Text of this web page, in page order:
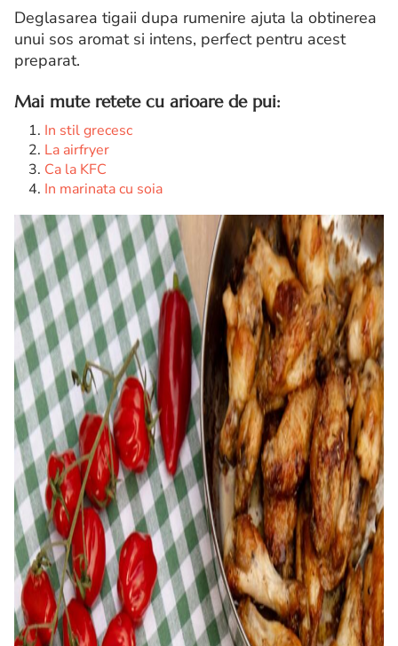
Deglasarea tigaii dupa rumenire ajuta la obtinerea
unui sos aromat si intens, perfect pentru acest
preparat.
Mai mute retete cu arioare de pui:
In stil grecesc
La airfryer
Ca la KFC
In marinata cu soia